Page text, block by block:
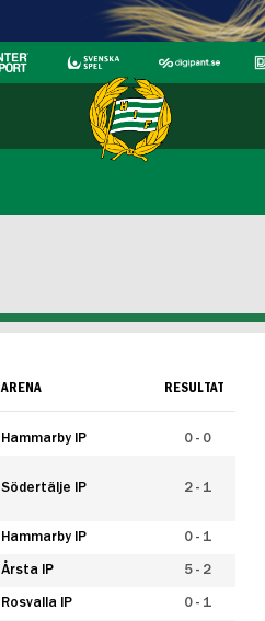
ARENA RESULTAT
Hammarby IP 0 - 0
Södertälje IP 2 - 1
Hammarby IP 0 - 1
Årsta IP 5 - 2
Rosvalla IP 0 - 1